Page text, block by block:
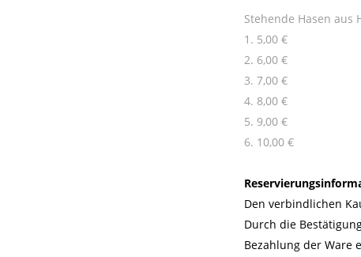
Stehende Hasen aus
1. 5,00 €
2. 6,00 €
3. 7,00 €
4. 8,00 €
5. 9,00 €
6. 10,00 €
Den verbindlichen
Durch die
Bezahlung der Ware